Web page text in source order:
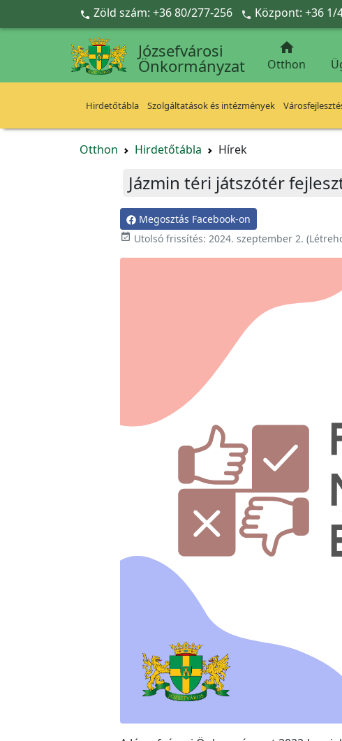
Ugrás a fő tartalomra
 Zöld szám: +36 80/277-256  Központ: +36 1/
Józsefvárosi
Önkormányzat

Otthon
Hirdetőtábla Szolgáltatások és intézmények
Otthon Hirdetőtábla Hírek
Jázmin téri játszótér
Megosztás Facebook-on
 Utolsó frissítés: 2024. szeptember 2.